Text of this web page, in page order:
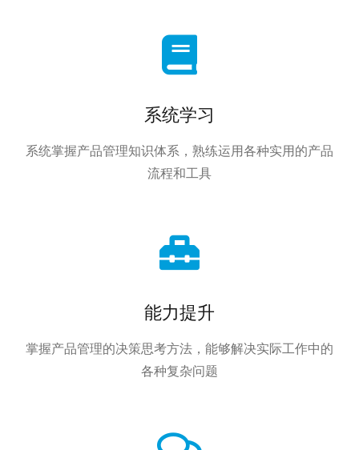
系统学习
系统掌握产品管理知识体系，熟练运用各种实用的产品
流程和工具
能力提升
掌握产品管理的决策思考方法，能够解决实际工作中的
各种复杂问题